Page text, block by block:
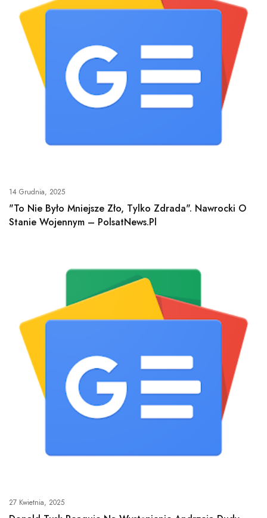
14 Grudnia, 2025
"To Nie Było Mniejsze Zło, Tylko Zdrada". Nawrocki O
Stanie Wojennym – PolsatNews.pl
27 Kwietnia, 2025